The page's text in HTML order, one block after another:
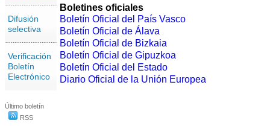
Difusión
selectiva
Verificación
Boletín
Electrónico
Último boletín
RSS
Boletines oficiales
Boletín Oficial del País Vasco
Boletín Oficial de Álava
Boletín Oficial de Bizkaia
Boletín Oficial de Gipuzkoa
Boletín Oficial del Estado
Diario Oficial de la Unión Europea